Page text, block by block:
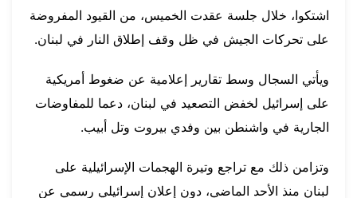
اشتكوا، خلال جلسة عقدت الخميس، من القيود المفروضة
على تحركات الجيش في ظل وقف إطلاق النار في لبنان.
ويأتي السجال وسط تقارير إعلامية عن ضغوط أمريكية
على إسرائيل لخفض التصعيد في لبنان، دعما للمفاوضات
الجارية في واشنطن بين وفدي بيروت وتل أبيب.
وتزامن ذلك مع تراجع وتيرة الهجمات الإسرائيلية على
لبنان منذ الأحد الماضي، دون إعلان إسرائيلي رسمي عن